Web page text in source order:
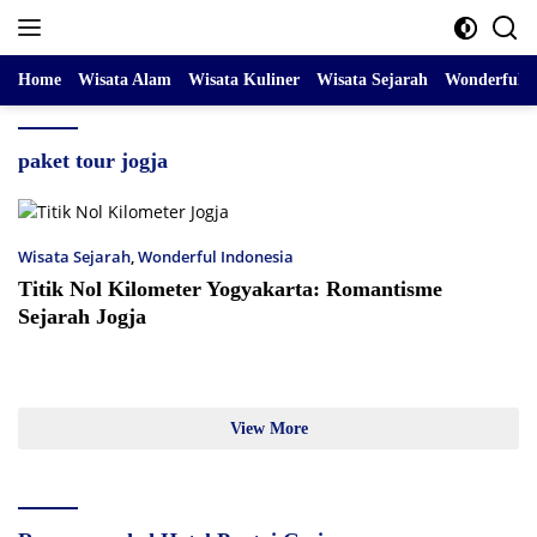
Home Wisata Alam Wisata Kuliner Wisata Sejarah Wonderful
paket tour jogja
Wisata Sejarah,Wonderful Indonesia
Titik Nol Kilometer Yogyakarta: Romantisme
Sejarah Jogja
View More